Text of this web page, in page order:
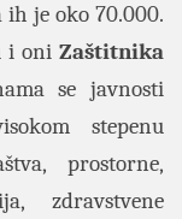
je oko 70.000.
i oni Zaštitnika
se javnosti
stepenu
prostorne,
zdravstvene